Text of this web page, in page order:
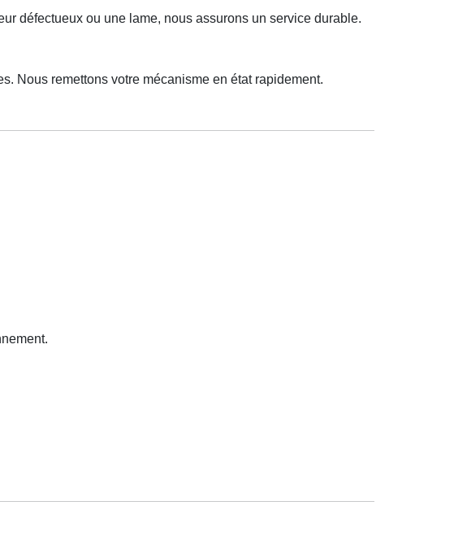
défectueux ou une lame, nous assurons un service durable.
Nous remettons votre mécanisme en état rapidement.